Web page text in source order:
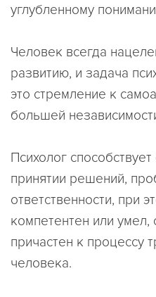
углубленному
Человек всегда
развитию, и задача
это стремление к
большей
Психолог
принятии решений,
ответственности, при
компетентен или умел,
причастен к процессу
человека.